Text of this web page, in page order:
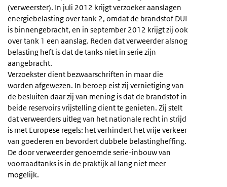
(verweerster). In juli 2012 krijgt verzoeker aanslagen
energiebelasting over tank 2, omdat de brandstof DUI
is binnengebracht, en in september 2012 krijgt zij ook
over tank 1 een aanslag. Reden dat verweerder alsnog
belasting heft is dat de tanks niet in serie zijn
aangebracht.
Verzoekster dient bezwaarschriften in maar die
worden afgewezen. In beroep eist zij vernietiging van
de besluiten daar zij van mening is dat de brandstof in
beide reservoirs vrijstelling dient te genieten. Zij stelt
dat verweerders uitleg van het nationale recht in strijd
is met Europese regels: het verhindert het vrije verkeer
van goederen en bevordert dubbele belastingheffing.
De door verweerder genoemde serie-inbouw van
voorraadtanks is in de praktijk al lang niet meer
mogelijk.